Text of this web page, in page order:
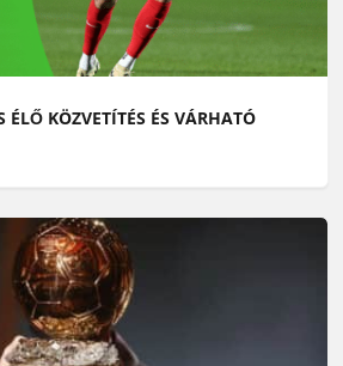
ÉLŐ KÖZVETÍTÉS ÉS VÁRHATÓ